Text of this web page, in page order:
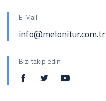
E-Mail
info@melonitur.com.tr
Bizi takip edin